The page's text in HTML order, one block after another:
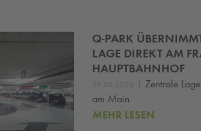
Q-PARK
LAGE DIREKT AM
HAUPTBAHNHOF
29.05.2026 | Zentrale
am Main
MEHR LESEN